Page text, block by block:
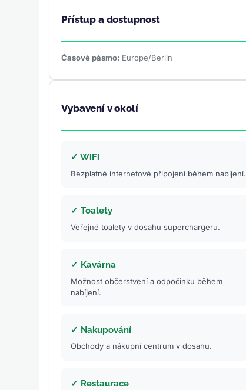
Přístup a dostupnost
Časové pásmo: Europe/Berlin
Vybavení v okolí
✓ WiFi
Bezplatné internetové připojení během nabíjení.
✓ Toalety
Veřejné toalety v dosahu superchargeru.
✓ Kavárna
Možnost občerstvení a odpočinku během
nabíjení.
✓ Nakupování
Obchody a nákupní centrum v dosahu.
✓ Restaurace